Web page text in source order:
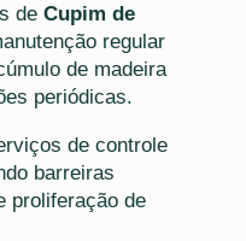
de Cupim de
regular
de madeira
periódicas.
de controle
barreiras
proliferação de